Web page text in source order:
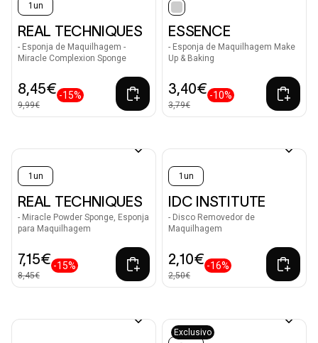
1un
REAL TECHNIQUES
- Esponja de Maquilhagem -
Miracle Complexion Sponge
8,45€
9,99€
-15%
selected
ESSENCE
- Esponja de Maquilhagem Make
Up & Baking
3,40€
3,79€
-10%
1un
REAL TECHNIQUES
- Miracle Powder Sponge, Esponja
para Maquilhagem
7,15€
8,45€
-15%
1un
IDC INSTITUTE
- Disco Removedor de
Maquilhagem
2,10€
2,50€
-16%
Exclusivo